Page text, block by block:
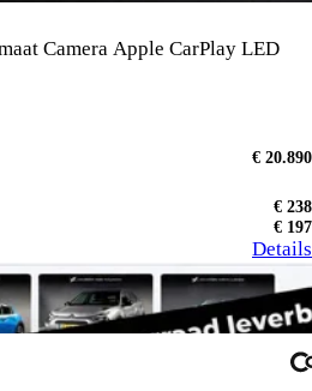
Camera Apple CarPlay LED
€ 20.890
€ 238
€ 197
Details